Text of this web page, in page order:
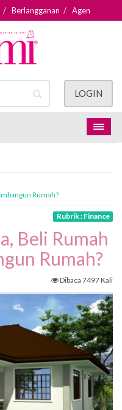
/ Berlangganan / Agen
LOGIN
Rumah?
Rubrik : Finance
Beli Rumah
Rumah?
Dibaca 7497 Kali